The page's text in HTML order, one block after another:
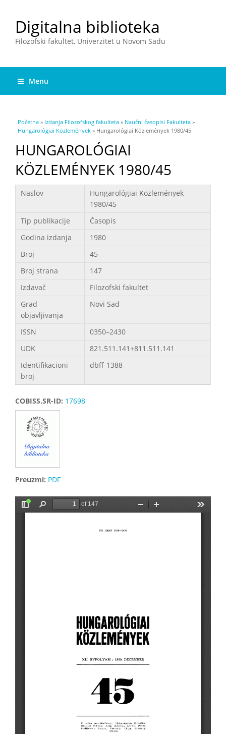
Digitalna biblioteka
Filozofski fakultet, Univerzitet u Novom Sadu
Menu
You are here
Početna » Izdanja Filozofskog fakulteta » Naučni časopisi Fakulteta »
Hungarológiai Közlemények » Hungarológiai Közlemények 1980/45
HUNGAROLÓGIAI
KÖZLEMÉNYEK 1980/45
Podaci
Naslov
Hungarológiai Közlemények
1980/45
Tip publikacije
Časopis
Godina izdanja
1980
Broj
45
Broj strana
147
Izdavač
Filozofski fakultet
Grad
objavljivanja
Novi Sad
ISSN
0350–2430
UDK
821.511.141+811.511.141
Identifikacioni
broj
dbff-1388
COBISS.SR-ID: 17698
Preuzmi: PDF